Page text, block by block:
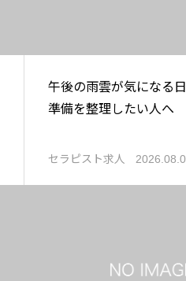
午後の雨雲が気になる
準備を整理したい人へ
セラピスト求人